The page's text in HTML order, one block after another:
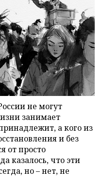
не могут
занимает
а кого из
и без
от просто
казалось, что эти
но – нет, не